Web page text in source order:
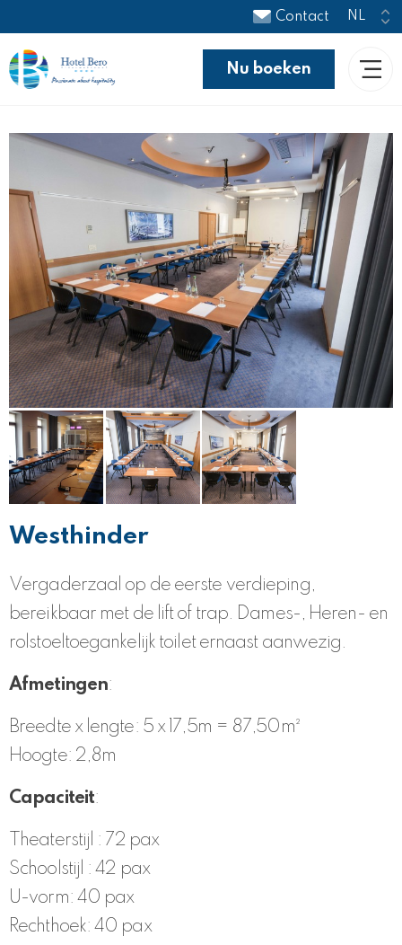
Contact
Nu boeken
Westhinder
Vergaderzaal op de eerste verdieping,
bereikbaar met de lift of trap. Dames-, Heren- en
rolstoeltoegankelijk toilet ernaast aanwezig.
Afmetingen:
Breedte x lengte: 5 x 17,5m = 87,50m²
Hoogte: 2,8m
Capaciteit:
Theaterstijl : 72 pax
Schoolstijl : 42 pax
U-vorm: 40 pax
Rechthoek: 40 pax